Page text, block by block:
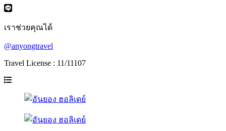
เราช่วยคุณได้
@anyongtravel
Travel License : 11/11107